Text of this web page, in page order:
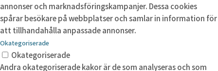
annonser och marknadsföringskampanjer. Dessa cookies
spårar besökare på webbplatser och samlar in information för
att tillhandahålla anpassade annonser.
Okategoriserade
Okategoriserade
Andra okategoriserade kakor är de som analyseras och som